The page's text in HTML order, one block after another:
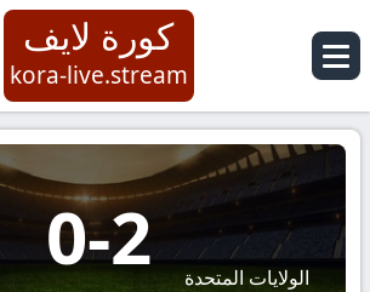
كورة لايف
kora-live.stream
الولايات المتحدة 2
-
0